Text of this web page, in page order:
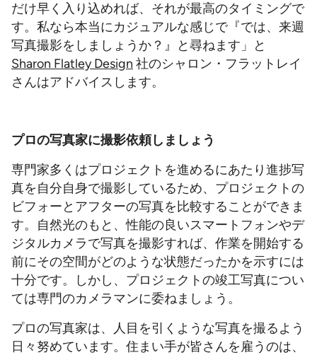
だけ早く入り込めれば、それが最高のタイミングで
す。私なら本当にカジュアルな感じで『では、来週
写真撮影をしましょうか？』と尋ねます」と
Sharon Flatley Design 社のシャロン・フラットレイ
さんはアドバイスします。
プロの写真家に撮影依頼しましょう
専門家多くはプロジェクトを進めるにあたり進捗写
真を自分自身で撮影しているため、プロジェクトの
ビフォーとアフターの写真を比較することができま
す。自然光のもと、性能の良いスマートフォンやデ
ジタルカメラで写真を撮影すれば、作業を開始する
前にその空間がどのような状態だったかを示すには
十分です。しかし、プロジェクトの竣工写真につい
ては専門のカメラマンに委ねましょう。
プロの写真家は、人目を引くような写真を撮るよう
日々努めています。住まい手が皆さんを雇うのは、